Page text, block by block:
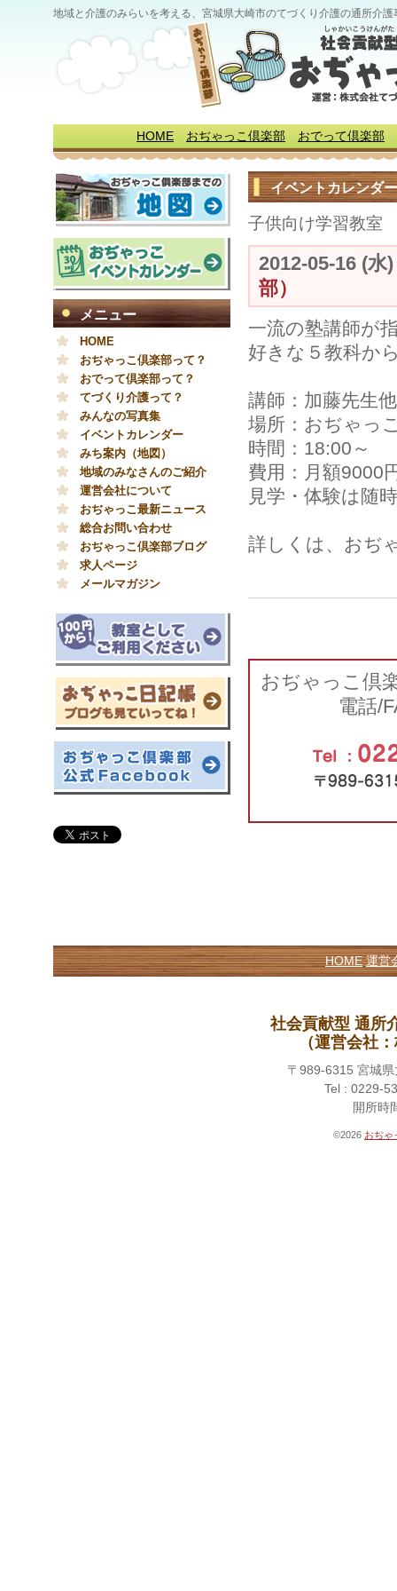
地域と介護のみらいを考える、宮城県大崎市のてづくり介護の通所介
HOME おぢゃっこ倶楽部 おでって倶楽部
イベントカレンダー
子供向け学習教室
2012-05-16 (
部）
一流の塾講師が
好きな５教科か
講師：加藤先生他
場所：おぢゃっ
時間：18:00～
費用：月額9000
見学・体験は随
詳しくは、おぢ
おぢゃっこ倶
電話/
メニュー
HOME
おぢゃっこ倶楽部って？
おでって倶楽部って？
てづくり介護って？
みんなの写真集
イベントカレンダー
みち案内（地図）
地域のみなさんのご紹介
運営会社について
おぢゃっこ最新ニュース
総合お問い合わせ
おぢゃっこ倶楽部ブログ
求人ページ
メールマガジン
HOME 運営
社会貢献型 通所
（運営会社
〒989-6315 宮城
Tel : 0229-
開所時
©2026 おぢゃ